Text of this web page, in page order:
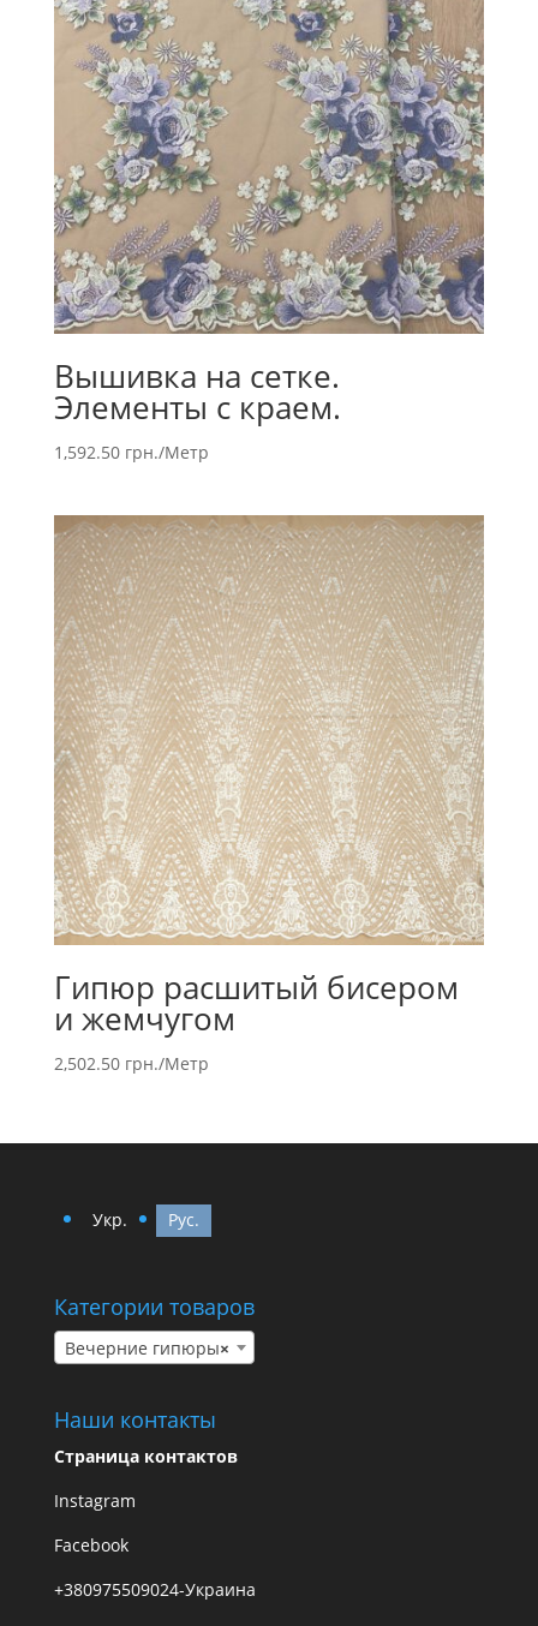
Вышивка на сетке.
Элементы с краем.
1,592.50 грн./Метр
Гипюр расшитый бисером
и жемчугом
2,502.50 грн./Метр
Укр. Рус.
Категории товаров
×
Вечерние гипюры
Наши контакты
Страница контактов
Instagram
Facebook
+380975509024-Украина